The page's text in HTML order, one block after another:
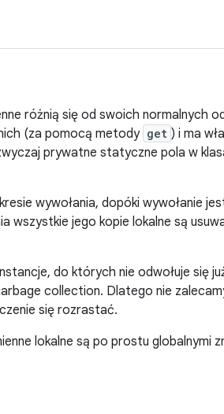
różnią się od swoich normalnych
(za pomocą metody get ) i ma
prywatne statyczne pola w
wywołania, dopóki wywołanie
wszystkie jego kopie lokalne są
do których nie odwołuje się
collection. Dlatego nie
się rozrastać.
lokalne są po prostu globalnymi